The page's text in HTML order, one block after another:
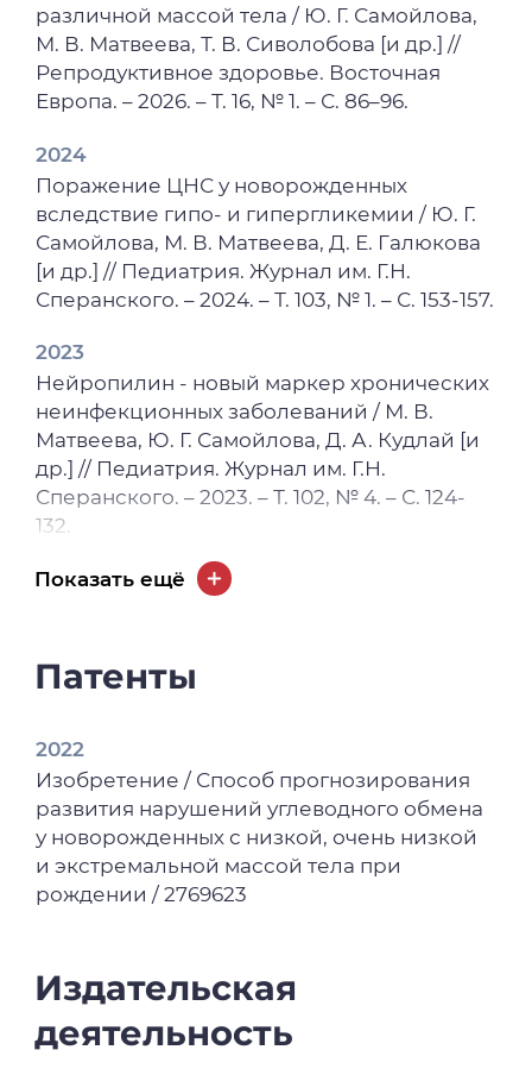
различной массой тела / Ю. Г. Самойлова,
М. В. Матвеева, Т. В. Сиволобова [и др.] //
Репродуктивное здоровье. Восточная
Европа. – 2026. – Т. 16, № 1. – С. 86–96.
2024
Поражение ЦНС у новорожденных
вследствие гипо- и гипергликемии / Ю. Г.
Самойлова, М. В. Матвеева, Д. Е. Галюкова
[и др.] // Педиатрия. Журнал им. Г.Н.
Сперанского. – 2024. – Т. 103, № 1. – С. 153-157.
2023
Нейропилин - новый маркер хронических
неинфекционных заболеваний / М. В.
Матвеева, Ю. Г. Самойлова, Д. А. Кудлай [и
др.] // Педиатрия. Журнал им. Г.Н.
Сперанского. – 2023. – Т. 102, № 4. – С. 124-
132.
2023
подростковом возрасте / Ю. Г. Самойлова,
М. В. Матвеева, В. Э. Юн [и др.] //
2023. – Т. 102, № 6. – С. 123-128.
2023
Нейропсихологический и
метаболический статус у детей,
рожденных с низкой массой тела и
Сиволобова // Актуальные вопросы
современной медицины : материалы VII
Дальневосточного медицинского
Показать ещё
Патенты
2022
Изобретение / Способ прогнозирования
развития нарушений углеводного обмена
у новорожденных с низкой, очень низкой
и экстремальной массой тела при
рождении / 2769623
Издательская
деятельность